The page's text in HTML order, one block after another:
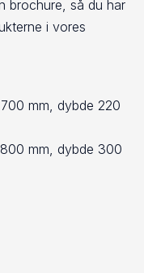
brochure, så du har
i vores
mm, dybde 220
mm, dybde 300